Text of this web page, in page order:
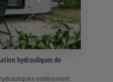
hydrauliques de
entièrement